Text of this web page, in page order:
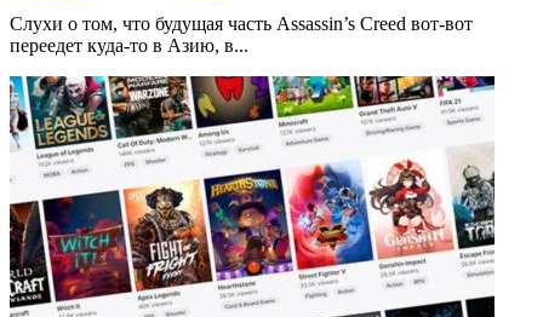
Слухи о том, что будущая часть Assassin’s Creed вот-вот
переедет куда-то в Азию, в...